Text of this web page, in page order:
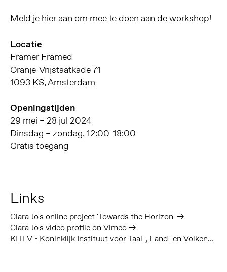
Meld je hieraan om mee te doen aan de workshop!
Locatie
Framer Framed
Oranje-Vrijstaatkade 71
1093 KS, Amsterdam
Openingstijden
29 mei – 28 jul 2024
Dinsdag – zondag, 12:00-18:00
Gratis toegang
Links
Clara Jo's online project 'Towards the Horizon'
Clara Jo's video profile on Vimeo
KITLV - Koninklijk Instituut voor Taal-, Land- en Volkenkunde